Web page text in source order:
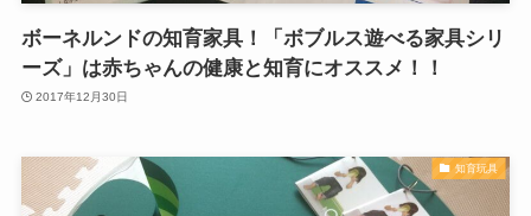
ボーネルンドの知育家具！「ボブルス遊べる家具シリ
ーズ」は赤ちゃんの健康と知育にオススメ！！
2017年12月30日
知育玩具